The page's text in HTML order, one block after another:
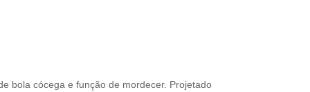
bola cócega e função de mordecer. Projetado